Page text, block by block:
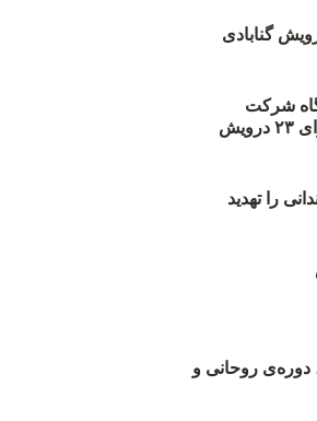
گنابادی
شرکت
نکرده‌اند/ ۱۹۰ سال و سه ماه حبس برای ۲۳ درویش
را تهدید
اعدام‌ها در ماه‌های مختلف ۲۰۱۸، دوره‌ی روحانی و